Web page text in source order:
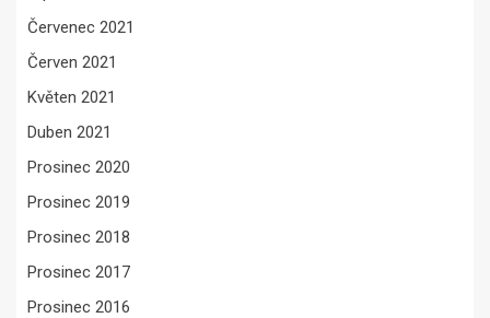
Červenec 2021
Červen 2021
Květen 2021
Duben 2021
Prosinec 2020
Prosinec 2019
Prosinec 2018
Prosinec 2017
Prosinec 2016